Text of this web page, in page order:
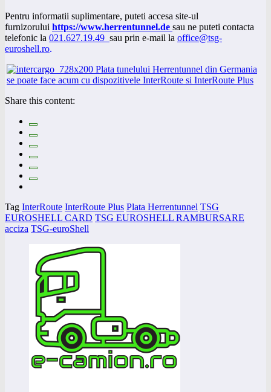
Pentru informatii suplimentare, puteti accesa site-ul
furnizorului https://www.herrentunnel.de sau ne puteti contacta
telefonic la 021.627.19.49 sau prin e-mail la office@tsg-
euroshell.ro.
Share this content:
Tag InterRoute InterRoute Plus Plata Herrentunnel TSG
EUROSHELL CARD TSG EUROSHELL RAMBURSARE
acciza TSG-euroShell